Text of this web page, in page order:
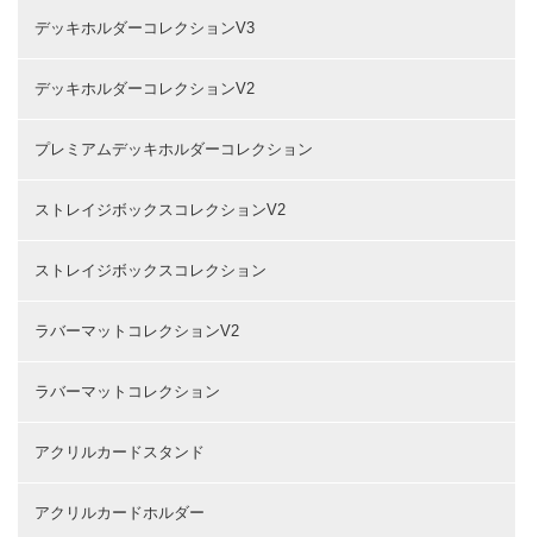
デッキホルダーコレクションV3
デッキホルダーコレクションV2
プレミアムデッキホルダーコレクション
ストレイジボックスコレクションV2
ストレイジボックスコレクション
ラバーマットコレクションV2
ラバーマットコレクション
アクリルカードスタンド
アクリルカードホルダー